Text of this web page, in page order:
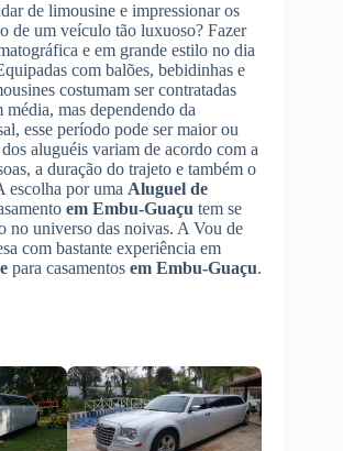
de limousine e impressionar os
de um veículo tão luxuoso? Fazer
e em grande estilo no dia
com balões, bebidinhas e
costumam ser contratadas
média, mas dependendo da
esse período pode ser maior ou
aluguéis variam de acordo com a
a duração do trajeto e também o
escolha por uma Aluguel de
em Embu-Guaçu tem se
no universo das noivas. A Vou de
com bastante experiência em
para casamentos em Embu-Guaçu.